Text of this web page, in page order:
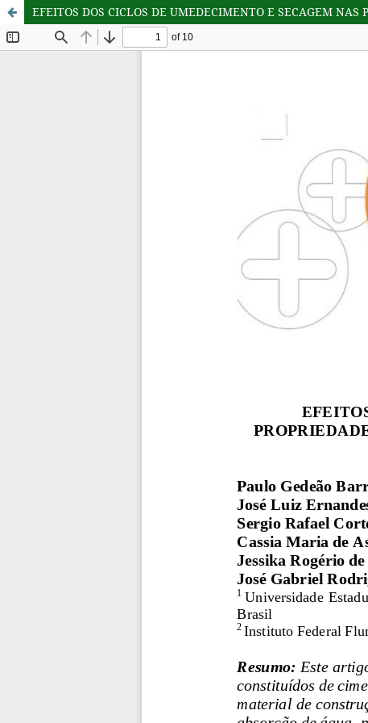
EFEITOS DOS CICLOS DE UMEDECIMENTO E SECAGEM NAS